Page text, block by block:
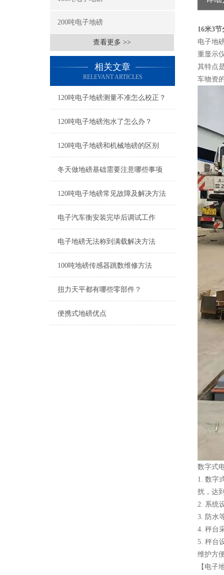
200吨电子地磅
查看更多 >>
相关文章
RELEVANT ARTICLES
120吨电子地磅测量不准怎么校正？
120吨电子地磅泡水了怎么办？
120吨电子地磅和机械地磅的区别
冬天做地磅基础需要注意哪些事项
120吨电子地磅常见故障及解决方法
电子汽车衡安装完毕后调试工作
电子地磅无法称到满载解决方法
100吨地磅传感器跳数维修方法
扭力天平都有哪些零部件？
便携式地磅优点
16米3
电子地
重显示
其特点
车物资
数字式
1. 数字
扰，达
2. 系统
3. 防水
4. 秤台
5. 秤台
维护方
【电子